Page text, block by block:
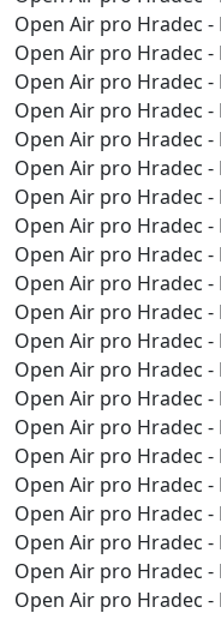
Open Air pro Hradec
Open Air pro Hradec
Open Air pro Hradec
Open Air pro Hradec
Open Air pro Hradec
Open Air pro Hradec
Open Air pro Hradec
Open Air pro Hradec
Open Air pro Hradec
Open Air pro Hradec
Open Air pro Hradec
Open Air pro Hradec
Open Air pro Hradec
Open Air pro Hradec
Open Air pro Hradec
Open Air pro Hradec
Open Air pro Hradec
Open Air pro Hradec
Open Air pro Hradec
Open Air pro Hradec
Open Air pro Hradec